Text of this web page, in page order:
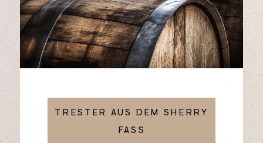
TRESTER AUS DEM SHERRY
FASS